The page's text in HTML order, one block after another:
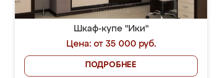
Шкаф-купе "Ики"
Цена: от 35 000 руб.
ПОДРОБНЕЕ